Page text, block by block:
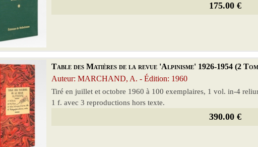
175.00 €
Table des Matières de la revue 'Alpinisme' 1926-1954 (2
Auteur: MARCHAND, A. - Édition: 1960
Tiré en juillet et octobre 1960 à 100 exemplaires, 1 vol. in-4
1 f. avec 3 reproductions hors texte.
390.00 €